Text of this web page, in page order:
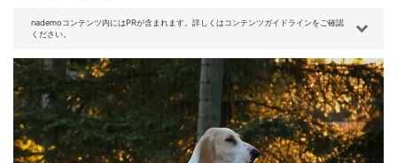
nademoコンテンツ内にはPRが含まれます。詳しくはコンテンツガイドラインをご確認
ください。